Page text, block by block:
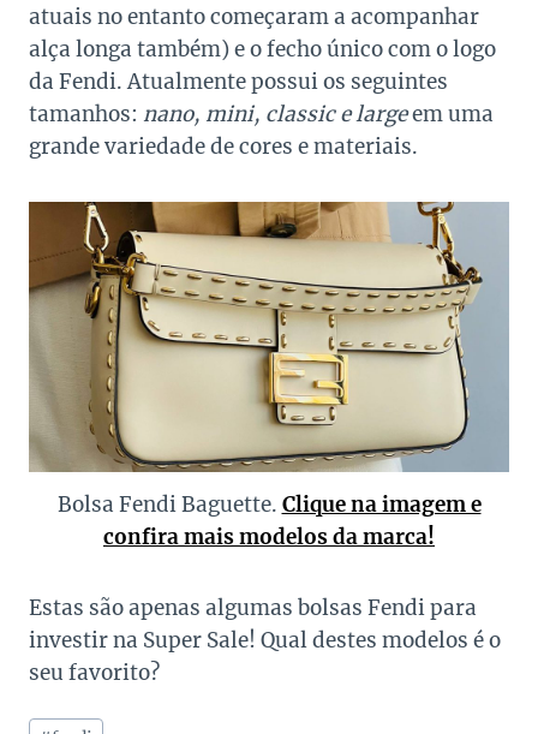
atuais no entanto começaram a acompanhar
alça longa também) e o fecho único com o logo
da Fendi. Atualmente possui os seguintes
tamanhos: nano, mini, classic e largeem uma
grande variedade de cores e materiais.
Bolsa Fendi Baguette. Clique na imagem e
confira mais modelos da marca!
Estas são apenas algumas bolsas Fendi para
investir na Super Sale! Qual destes modelos é o
seu favorito?
Tags